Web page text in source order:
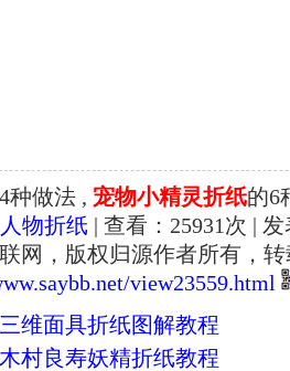
种做法 , 宠物小精灵折纸的6
人物折纸 | 查看： 25931次 |
网，版权归源作者所有，
view23559.html
三维面具折纸图解教程
木村良寿妖精折纸教程